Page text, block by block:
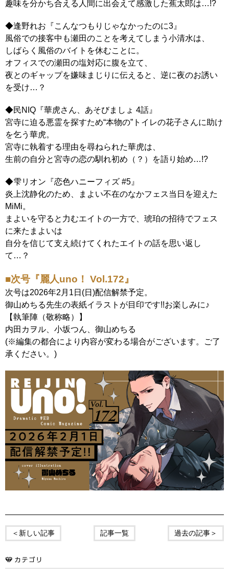
趣味を分かち合える人間に出会えて感激した蕉太郎は…!?
◆逢野れお『こんなつもりじゃなかったのに3』
風俗での接客中も瀬田のことを考えてしまう小清水は、
しばらく風俗のバイトを休むことに。
オフィスでの瀬田の塩対応に腹を立て、
夜とのギャップを嫌味まじりに伝えると、逆に夜のお誘い
を受け…？
◆民NIQ『華虎さん、あそびましょ 4話』
宮寺に迫る悪霊を探すため“本物の”トイレの花子さんに助け
を乞う華虎。
宮寺に執着する理由を尋ねられた華虎は、
生前の自分と宮寺の恋の馴れ初め（？）を語り始め…!?
◆雫リオン『恋色ハニーフィズ #5』
炎上沈静化のため、まよい不在のなかフェス当日を迎えた
MiMi。
まよいを守ると力むエイトの一方で、琥珀の招待でフェス
に来たまよいは
自分を信じて支え続けてくれたエイトの話を思い返し
て…？
■次号『麗人uno！ Vol.172』
次号は2026年2月1日(日)配信解禁予定。
御山めちる先生の表紙イラストが目印です!!お楽しみに♪
【執筆陣（敬称略）】
内田カヲル、小坂つん、御山めちる
(※編集の都合により内容が変わる場合がございます。ご了
承ください。)
＜新しい記事 過去の記事＞
記事一覧